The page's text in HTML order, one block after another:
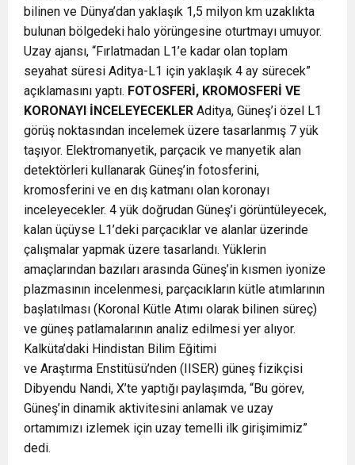
bilinen ve Dünya’dan yaklaşık 1,5 milyon km uzaklıkta
bulunan bölgedeki halo yörüngesine oturtmayı umuyor.
Uzay ajansı, “Fırlatmadan L1’e kadar olan toplam
seyahat süresi Aditya-L1 için yaklaşık 4 ay sürecek”
açıklamasını yaptı. FOTOSFERİ, KROMOSFERİ VE
KORONAYI İNCELEYECEKLER Aditya, Güneş’i özel L1
görüş noktasından incelemek üzere tasarlanmış 7 yük
taşıyor. Elektromanyetik, parçacık ve manyetik alan
detektörleri kullanarak Güneş’in fotosferini,
kromosferini ve en dış katmanı olan koronayı
inceleyecekler. 4 yük doğrudan Güneş’i görüntüleyecek,
kalan üçüyse L1’deki parçacıklar ve alanlar üzerinde
çalışmalar yapmak üzere tasarlandı. Yüklerin
amaçlarından bazıları arasında Güneş’in kısmen iyonize
plazmasının incelenmesi, parçacıkların kütle atımlarının
başlatılması (Koronal Kütle Atımı olarak bilinen süreç)
ve güneş patlamalarının analiz edilmesi yer alıyor.
Kalküta’daki Hindistan Bilim Eğitimi
ve Araştırma Enstitüsü’nden (IISER) güneş fizikçisi
Dibyendu Nandi, X’te yaptığı paylaşımda, “Bu görev,
Güneş’in dinamik aktivitesini anlamak ve uzay
ortamımızı izlemek için uzay temelli ilk girişimimiz”
dedi.